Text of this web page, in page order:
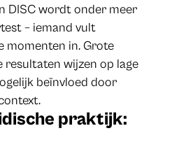
DISC wordt onder meer
– iemand vult
momenten in. Grote
resultaten wijzen op lage
beïnvloed door
praktijk: